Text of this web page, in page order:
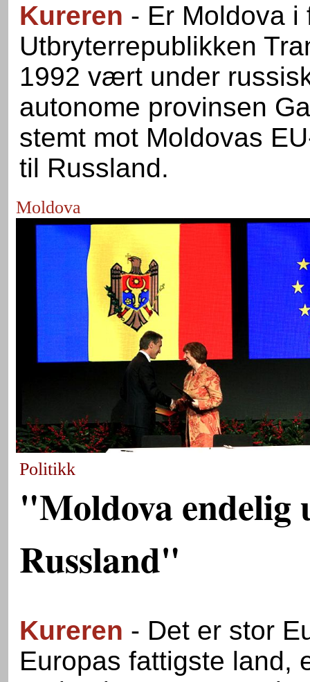
Kureren - Er Moldova i
Utbryterrepublikken
1992 vært under
autonome provinsen
stemt mot Moldovas
til Russland.
Moldova
Politikk
"Moldova endelig
Russland"
Kureren - Det er stor
Europas fattigste land,